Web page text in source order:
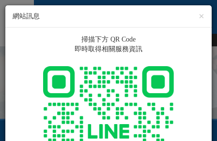
正泰環保實業有限公司 - 汽車回收
服務電話
02-2791-5122
首頁 詢價車
×
網站訊息
掃描下方 QR Code
即時取得相關服務資訊